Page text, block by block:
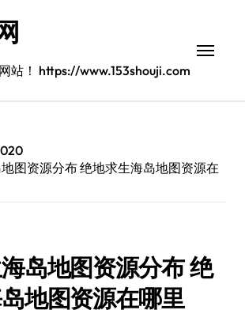
站！ https://www.153shouji.com
图资源分布 绝地求生海岛地图资源在
岛地图资源分布 绝
地图资源在哪里